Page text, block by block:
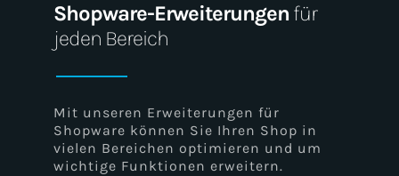
Shopware-Erweiterungen für
jeden Bereich
Mit unseren Erweiterungen für
Shopware können Sie Ihren Shop in
vielen Bereichen optimieren und um
wichtige Funktionen erweitern.